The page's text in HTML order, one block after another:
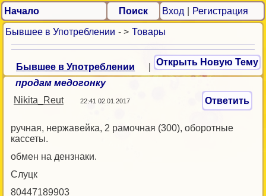
Начало Поиск Вход Регистрация
Бывшее в Употреблении - > Товары
Бывшее в Употреблении Открыть Новую Тему
продам медогонку
Nikita_Reut
22:41 02.01.2017 Ответить
ручная, нержавейка, 2 рамочная (300), оборотные
кассеты.
обмен на дензнаки.
Слуцк
80447189903